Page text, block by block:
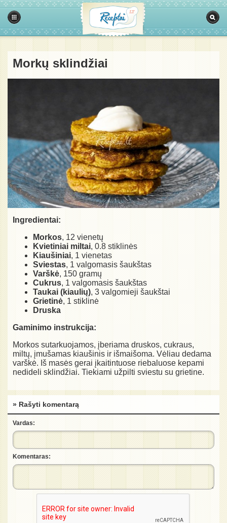
Morkų sklindžiai
Ingredientai:
Morkos, 12 vienetų
Kvietiniai miltai, 0.8 stiklinės
Kiaušiniai, 1 vienetas
Sviestas, 1 valgomasis šaukštas
Varškė, 150 gramų
Cukrus, 1 valgomasis šaukštas
Taukai (kiaulių), 3 valgomieji šaukštai
Grietinė, 1 stiklinė
Druska
Gaminimo instrukcija:
Morkos sutarkuojamos, įberiama druskos, cukraus,
miltų, įmušamas kiaušinis ir išmaišoma. Vėliau dedama
varškė. Iš masės gerai įkaitintuose riebaluose kepami
nedideli sklindžiai. Tiekiami užpilti sviestu su grietine.
» Rašyti komentarą
Vardas:
Komentaras: